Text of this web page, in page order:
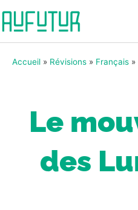
Accueil » Révisions » Français »
Le
des